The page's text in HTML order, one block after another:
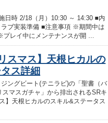
日時 2/18（月）10:30 ～ 14:30 ■内
ブ実装準備 ■注意事項 ※期間中は
レイ中にメンテナンスが開 ...
スマス】天根ヒカルの
ス詳細
ングビート(テニラビ)の「聖書（バ
マスガチャ」から排出されるSRキ
】天根ヒカルのスキル&ステータス